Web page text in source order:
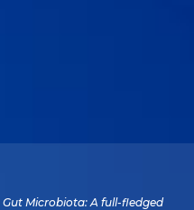
Gut Microbiota: A full-fledged